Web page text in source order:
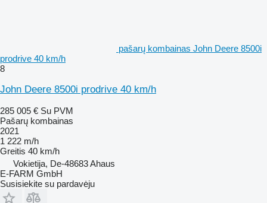
pašarų kombainas John Deere 8500i
prodrive 40 km/h
8
John Deere 8500i prodrive 40 km/h
285 005 € Su PVM
Pašarų kombainas
2021
1 222 m/h
Greitis 40 km/h
Vokietija, De-48683 Ahaus
E-FARM GmbH
Susisiekite su pardavėju